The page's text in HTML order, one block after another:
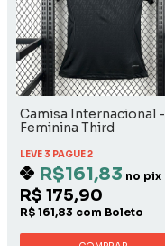
Camisa Internacional -
Feminina Third
LEVE 3 PAGUE 2
R$161,83 no pix
R$ 175,90
R$ 161,83 com Boleto